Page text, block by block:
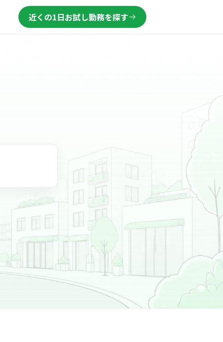
近くの1日お試し勤務を探す